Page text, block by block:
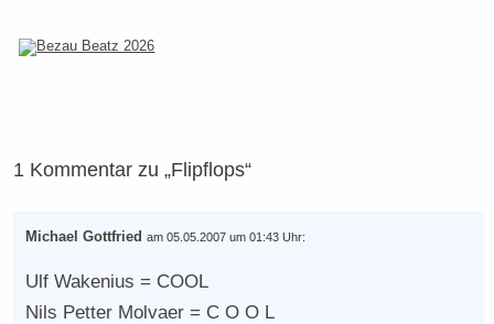
1 Kommentar zu „Flipflops“
Michael Gottfried am 05.05.2007 um 01:43 Uhr:
Ulf Wakenius = COOL
Nils Petter Molvaer = C O O L